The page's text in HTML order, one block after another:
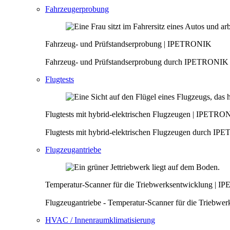
Fahrzeugerprobung
Fahrzeug- und Prüfstandserprobung | IPETRONIK
Fahrzeug- und Prüfstandserprobung durch
Flugtests
Flugtests mit hybrid-elektrischen Flugzeugen |
Flugtests mit hybrid-elektrischen Flugzeugen durch
Flugzeugantriebe
Temperatur-Scanner für die Triebwerksentwicklung |
Flugzeugantriebe - Temperatur-Scanner für die
HVAC / Innenraumklimatisierung